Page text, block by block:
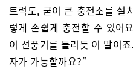
트럭도, 굳이 큰 충전소를 설
렇게 손쉽게 충전할 수 있어
이 선풍기를 돌리듯 이 말이
자가 가능할까요?”